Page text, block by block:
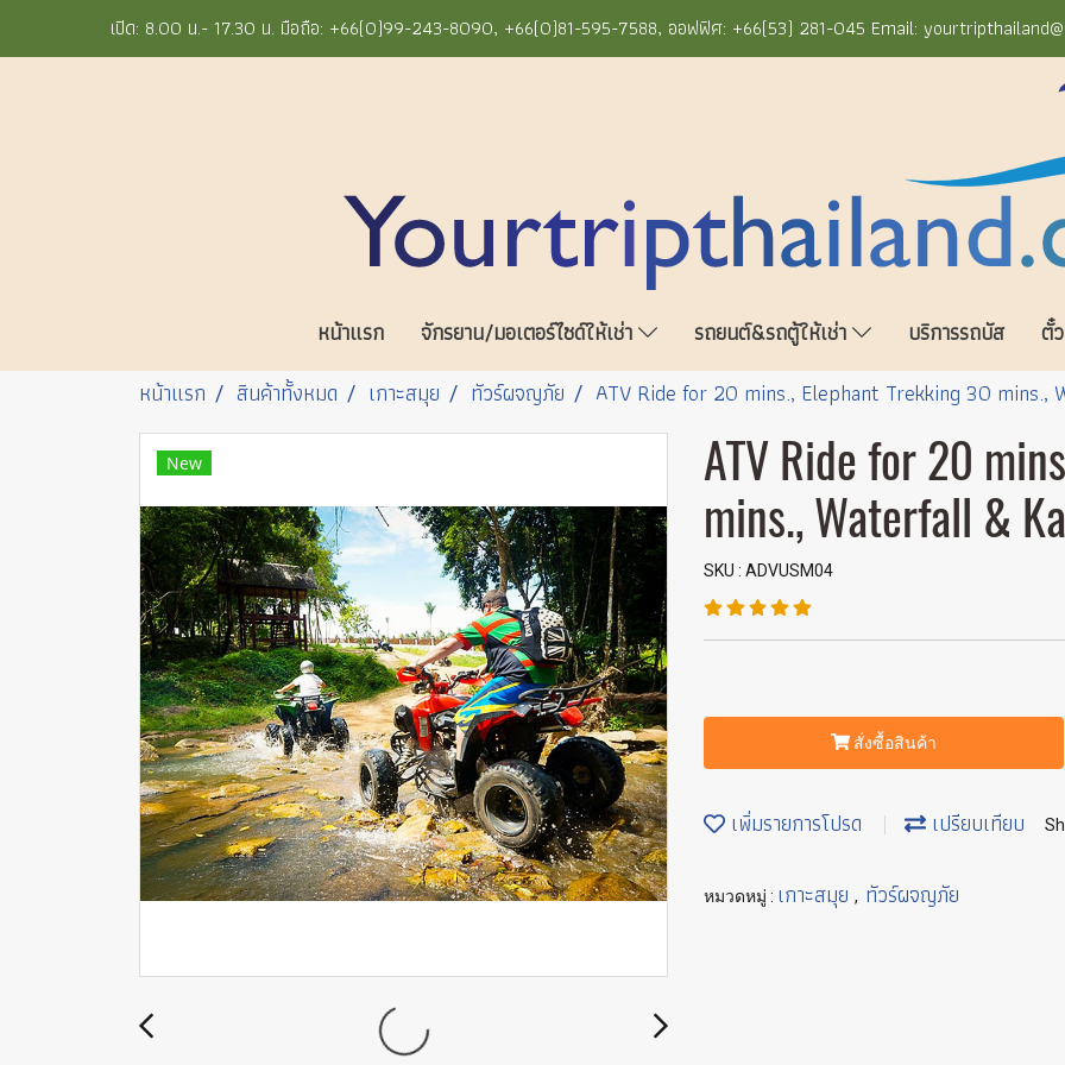
เปิด: 8.00 น.- 17.30 น. มือถือ: +66(0)99-243-8090, +66(0)81-595-7588, ออฟฟิศ: +66(53) 281-045 Email:
หน้าแรก จักรยาน/มอเตอร์ไซด์ให้เช่า รถยนต์&รถตู้ให้เช่า บริการรถบัส
ตั๋
หน้าแรก
สินค้าทั้งหมด เกาะสมุย ทัวร์ผจญภัย ATV Ride for 20 mins., Elephant Trekking 30 mins.,
New
ATV Ride for 20
mins., Waterfall &
SKU : ADVUSM04
สั่งซื้อสินค้า
เพิ่มรายการโปรด เปรียบเทียบ
หมวดหมู่ : เกาะสมุย , ทัวร์ผจญภัย